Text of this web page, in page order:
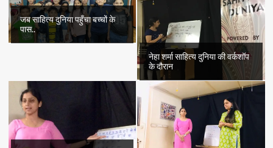
जब साहित्य दुनिया पहुँचा बच्चों के
पास..
नेहा शर्मा साहित्य दुनिया की वर्कशॉप
के दौरान